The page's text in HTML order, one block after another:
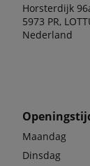
Horsterdijk
5973 PR,
Nederland
Maandag
Dinsdag